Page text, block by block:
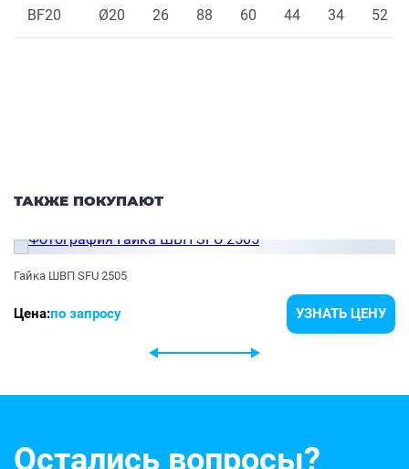
BF20 Ø20 26 88 60 44 34 52
ТАКЖЕ ПОКУПАЮТ
Гайка ШВП SFU 2505
Цена:по запросу УЗНАТЬ ЦЕНУ
Остались вопросы?